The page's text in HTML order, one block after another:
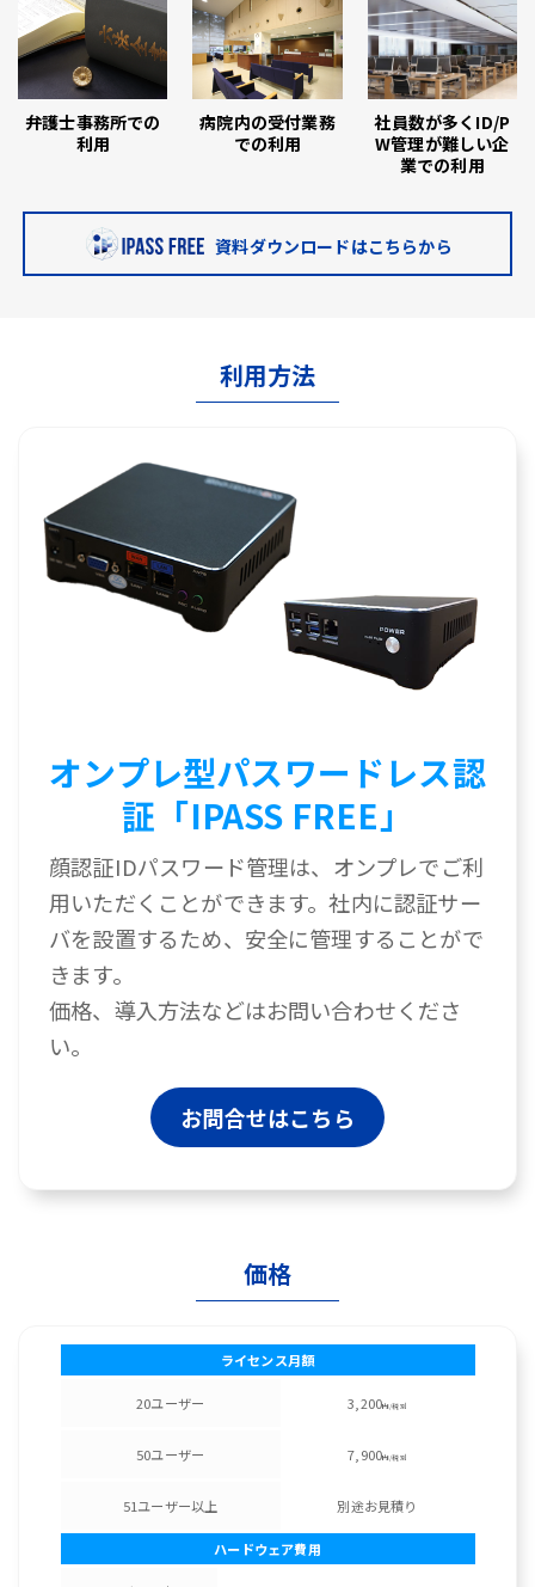
弁護士事務所での
利用
病院内の受付業務
での利用
社員数が多くID/P
W管理が難しい企
業での利用
資料ダウンロードはこちらから
利用方法
オンプレ型パスワードレス認
証「IPASS FREE」
顔認証IDパスワード管理は、オンプレでご利
用いただくことができます。社内に認証サー
バを設置するため、安全に管理することがで
きます。
価格、導入方法などはお問い合わせくださ
い。
お問合せはこちら
価格
ライセンス月額
20ユーザー 3,200円/税別
50ユーザー 7,900円/税別
51ユーザー以上 別途お見積り
ハードウェア費用